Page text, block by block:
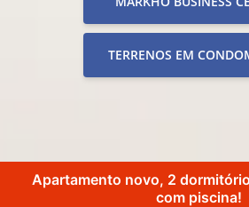
TERRENOS EM
Apartamento novo, 2
com piscina!